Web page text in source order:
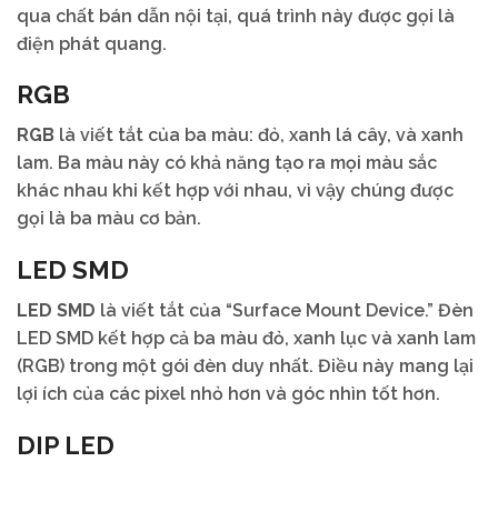
qua chất bán dẫn nội tại, quá trình này được gọi là
điện phát quang.
RGB
RGB là viết tắt của ba màu: đỏ, xanh lá cây, và xanh
lam. Ba màu này có khả năng tạo ra mọi màu sắc
khác nhau khi kết hợp với nhau, vì vậy chúng được
gọi là ba màu cơ bản.
LED SMD
LED SMD là viết tắt của “Surface Mount Device.” Đèn
LED SMD kết hợp cả ba màu đỏ, xanh lục và xanh lam
(RGB) trong một gói đèn duy nhất. Điều này mang lại
lợi ích của các pixel nhỏ hơn và góc nhìn tốt hơn.
DIP LED